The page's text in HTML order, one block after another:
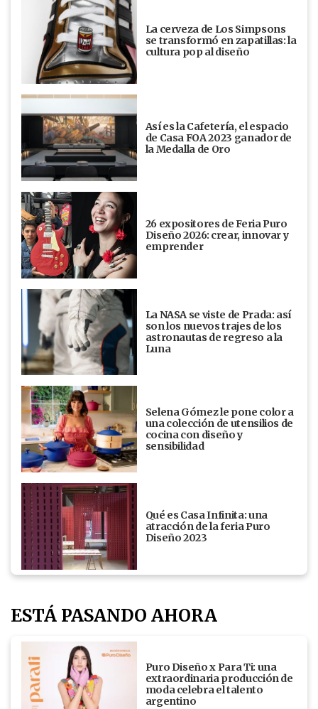
La cerveza de Los Simpsons
se transformó en zapatillas: la
cultura pop al diseño
Así es la Cafetería, el espacio
de Casa FOA 2023 ganador de
la Medalla de Oro
26 expositores de Feria Puro
Diseño 2026: crear, innovar y
emprender
La NASA se viste de Prada: así
son los nuevos trajes de los
astronautas de regreso a la
Luna
Selena Gómez le pone color a
una colección de utensilios de
cocina con diseño y
sensibilidad
Qué es Casa Infinita: una
atracción de la feria Puro
Diseño 2023
ESTÁ PASANDO AHORA
Puro Diseño x Para Ti: una
extraordinaria producción de
moda celebra el talento
argentino